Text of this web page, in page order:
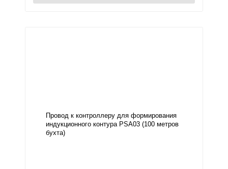
Провод к контроллеру для формирования
индукционного контура PSA03 (100 метров
бухта)